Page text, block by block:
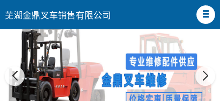
芜湖金鼎叉车销售有限公司